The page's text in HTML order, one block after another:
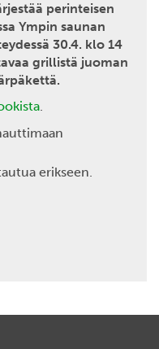
perinteisen
Ympin saunan
30.4. klo 14
grillistä juoman
erikseen.